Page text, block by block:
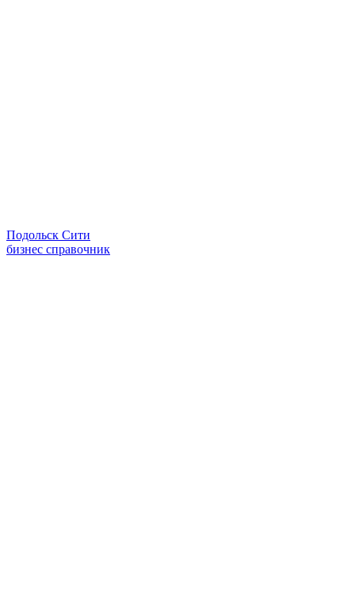
Подольск Сити
бизнес справочник